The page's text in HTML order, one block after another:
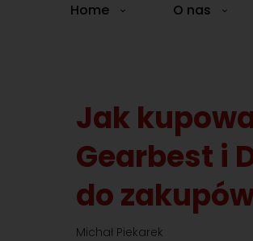
Home O nas
Jak
Gearbest i
do
Michał Piekarek